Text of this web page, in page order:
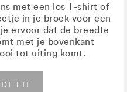
met een los T-shirt of
in je broek voor een
ervoor dat de breedte
met je bovenkant
tot uiting komt.
FIT